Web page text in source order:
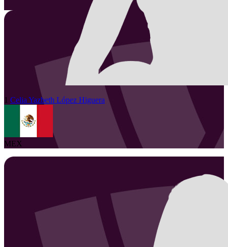
1 Celia Yazbeth López Higuera
MEX